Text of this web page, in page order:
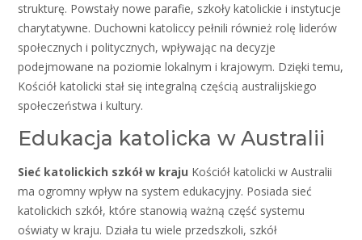
strukturę. Powstały nowe parafie, szkoły katolickie i instytucje
charytatywne. Duchowni katoliccy pełnili również rolę liderów
społecznych i politycznych, wpływając na decyzje
podejmowane na poziomie lokalnym i krajowym. Dzięki temu,
Kościół katolicki stał się integralną częścią australijskiego
społeczeństwa i kultury.
Edukacja katolicka w Australii
Sieć katolickich szkół w kraju Kościół katolicki w Australii
ma ogromny wpływ na system edukacyjny. Posiada sieć
katolickich szkół, które stanowią ważną część systemu
oświaty w kraju. Działa tu wiele przedszkoli, szkół